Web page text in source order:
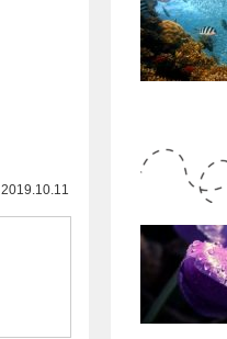
2019.10.11